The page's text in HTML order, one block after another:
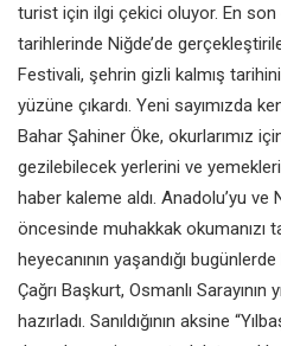
turist için ilgi çekici oluyor. En son
tarihlerinde Niğde’de
Festivali, şehrin gizli kalmış
yüzüne çıkardı. Yeni sayımızda
Bahar Şahiner Öke, okurlarımız
gezilebilecek yerlerini ve
haber kaleme aldı. Anadolu’yu ve
öncesinde muhakkak okumanızı
heyecanının yaşandığı
Çağrı Başkurt, Osmanlı Sarayının
hazırladı. Sanıldığının aksine